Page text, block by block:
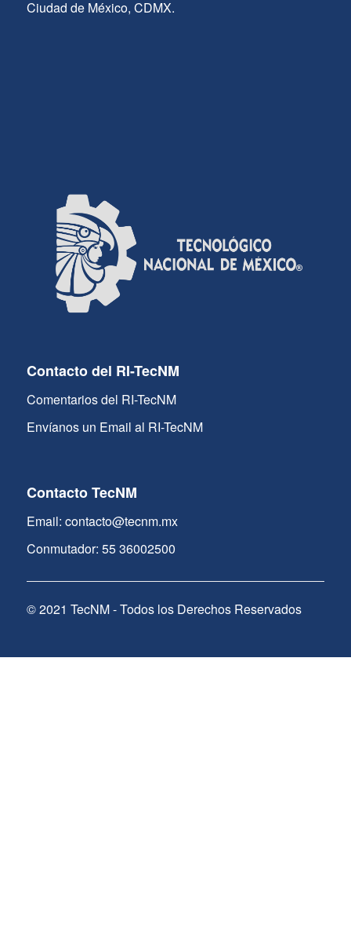
Ciudad de México, CDMX.
Contacto del RI-TecNM
Comentarios del RI-TecNM
Envíanos un Email al RI-TecNM
Contacto TecNM
Email: contacto@tecnm.mx
Conmutador: 55 36002500
© 2021 TecNM - Todos los Derechos Reservados